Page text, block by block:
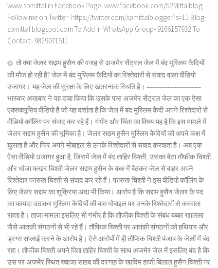
www.spmittal.in Facebook Page- www.facebook.com/SPMittalblog
Follow me on Twitter- https://twitter.com/spmittalblogger?s=11 Blog-
spmittal.blogspot.com To Add in WhatsApp Group- 9166157932 To
Contact- 9829071511
तो क्या जेलर सद्दाम हुसैन की वजह से अजमेर सेंट्रल जेल में बंद मुस्लिम कैदियों
की मौज हो रही है? जेल में बंद मुस्लिम कैदियों का रिश्तेदारों से संवाद वाला वीडियो
उजागर। यह जेल की सुरक्षा के लिए खतरनाक स्थिति है। ================
भास्कर अखबार ने यह दावा किया कि उसके पास अजमेर सेंट्रल जेल का एक ऐसा
एक्सक्लूसिव वीडियो है जो यह दर्शाता है कि जेल में बंद मुस्लिम कैदी अपने रिश्तेदारों से
वीडियो कॉलिंग पर संवाद कर रहे हैं। गंभीर और चिंता का विषय यह है कि इस मामले में
जेलर सद्दाम हुसैन की भूमिका है। जेलर सद्दाम हुसैन मुस्लिम कैदियों को अपने कक्ष में
बुलाता है और फिर अपने मोबाइल से उनके रिश्तेदारों से संवाद करवाता है। अब एक
ऐसा वीडियो उजागर हुआ है, जिसमें जेल में बंद ताहिर चिश्ती, उसका बेटा तौफीक चिश्ती
और भांजा फखर चिश्ती जेलर सद्दाम हुसैन के कक्ष में बैठकर जेल से बाहर अपने
रिश्तेदार फारुख चिश्ती से संवाद कर रहे हैं। फारुख चिश्ती ने इस वीडियो कॉलिंग के
लिए जेलर सद्दाम का शुक्रिया अदा भी किया। आरोप है कि सद्दाम हुसैन जेलर के पद
का फायदा उठाकर मुस्लिम कैदियों की बात मोबाइल पर उनके रिश्तेदारों से करवाता
रहता है। ताजा मामला इसलिए भी गंभीर है कि तौफीक चिश्ती के संबंध बब्बर खालसा
जैसे आतंकी संगठनों से भी रहे हैं। तौफिक चिश्ती पर आतंकी संगठनों को हथियार और
ड्रग्स सप्लाई करने के आरोप है। ऐसे आरोपों में ही तौफिक चिश्ती पंजाब के जेलों में बंद
रहा। तौफीक चिश्ती अपने पिता ताहिर चिश्ती के साथ अजमेर जेल में इसलिए बंद है कि
उस पर अजमेर स्थित ख्वाजा साहब की दरगाह के खादिम हाजी बिलाल हुसैन चिश्ती पर